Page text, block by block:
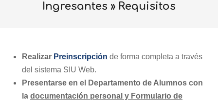
Ingresantes » Requisitos
Realizar Preinscripción de forma completa a través
del sistema SIU Web.
Presentarse en el Departamento de Alumnos con
la documentación personal y Formulario de